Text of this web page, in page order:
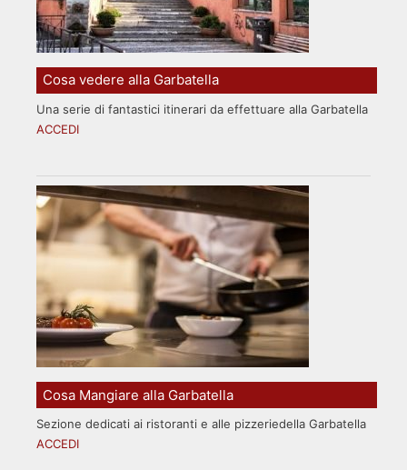
Cosa vedere alla Garbatella
Una serie di fantastici itinerari da effettuare alla Garbatella
ACCEDI
Cosa Mangiare alla Garbatella
Sezione dedicati ai ristoranti e alle pizzeriedella Garbatella
ACCEDI